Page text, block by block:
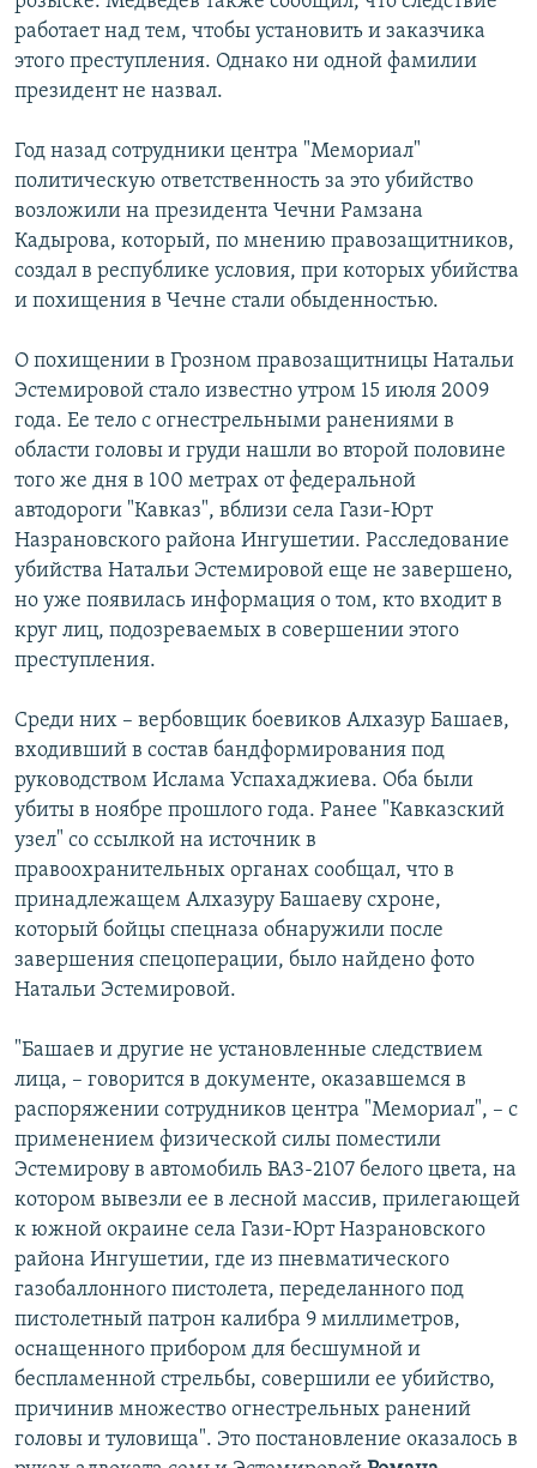
работает над тем, чтобы установить и заказчика
этого преступления. Однако ни одной фамилии
президент не назвал.
Год назад сотрудники центра "Мемориал"
политическую ответственность за это убийство
возложили на президента Чечни Рамзана
Кадырова, который, по мнению правозащитников,
создал в республике условия, при которых убийства
и похищения в Чечне стали обыденностью.
О похищении в Грозном правозащитницы Натальи
Эстемировой стало известно утром 15 июля 2009
года. Ее тело с огнестрельными ранениями в
области головы и груди нашли во второй половине
того же дня в 100 метрах от федеральной
автодороги "Кавказ", вблизи села Гази-Юрт
Назрановского района Ингушетии. Расследование
убийства Натальи Эстемировой еще не завершено,
но уже появилась информация о том, кто входит в
круг лиц, подозреваемых в совершении этого
преступления.
Среди них – вербовщик боевиков Алхазур Башаев,
входивший в состав бандформирования под
руководством Ислама Успахаджиева. Оба были
убиты в ноябре прошлого года. Ранее "Кавказский
узел" со ссылкой на источник в
правоохранительных органах сообщал, что в
принадлежащем Алхазуру Башаеву схроне,
который бойцы спецназа обнаружили после
завершения спецоперации, было найдено фото
Натальи Эстемировой.
"Башаев и другие не установленные следствием
лица, – говорится в документе, оказавшемся в
распоряжении сотрудников центра "Мемориал", – с
применением физической силы поместили
Эстемирову в автомобиль ВАЗ-2107 белого цвета, на
котором вывезли ее в лесной массив, прилегающей
к южной окраине села Гази-Юрт Назрановского
района Ингушетии, где из пневматического
газобаллонного пистолета, переделанного под
пистолетный патрон калибра 9 миллиметров,
оснащенного прибором для бесшумной и
беспламенной стрельбы, совершили ее убийство,
причинив множество огнестрельных ранений
головы и туловища". Это постановление оказалось в